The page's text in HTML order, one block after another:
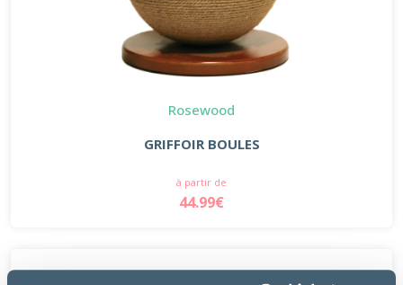
Rosewood
GRIFFOIR BOULES
à partir de
44.99€